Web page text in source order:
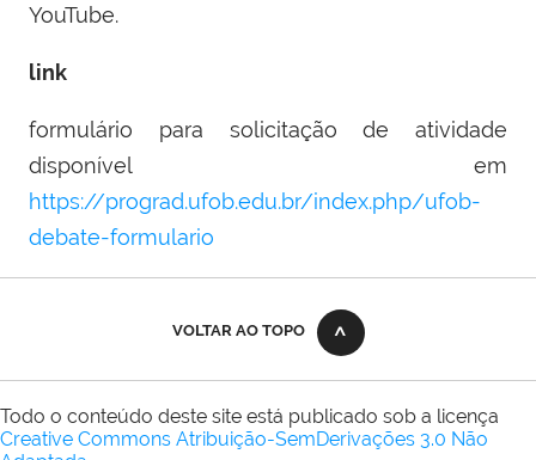
YouTube.
link
formulário para solicitação de atividade
disponível em
https://prograd.ufob.edu.br/index.php/ufob-
debate-formulario
VOLTAR AO TOPO
Todo o conteúdo deste site está publicado sob a licença
Creative Commons Atribuição-SemDerivações 3.0 Não